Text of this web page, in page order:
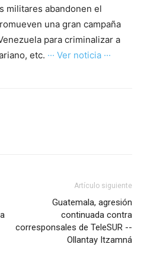
militares abandonen el
una gran campaña
para criminalizar a
etc. ··· Ver noticia ···
Artículo siguiente
Guatemala, agresión
continuada contra
corresponsales de TeleSUR --
Ollantay Itzamná